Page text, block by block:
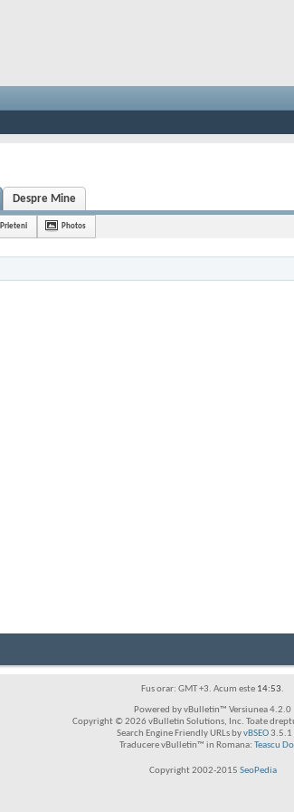
Despre Mine
Prieteni Photos
Fus orar: GMT +3. Acum este 14:53.
Powered by vBulletin™ Versiunea 4.2.0
Copyright © 2026 vBulletin Solutions, Inc. Toate
Search Engine Friendly URLs byvBSEO3.5.1
Traducere vBulletin™ in Romana: Teascu
Copyright 2002-2015 SeoPedia